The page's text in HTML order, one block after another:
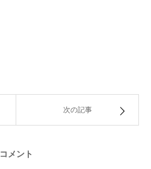
次の記事
コメント